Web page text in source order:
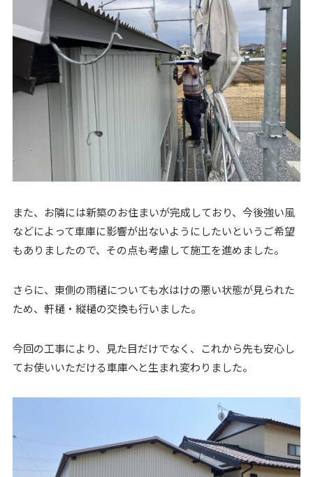
また、お隣には新築のお住まいが完成しており、今後強い風
などによって車庫に影響が出ないようにしたいというご希望
もありましたので、その点も考慮して施工を進めました。
さらに、東側の雨樋についても水はけの悪い状態が見られた
ため、軒樋・縦樋の交換も行いました。
今回の工事により、見た目だけでなく、これから先も安心し
てお使いいただける車庫へと生まれ変わりました。